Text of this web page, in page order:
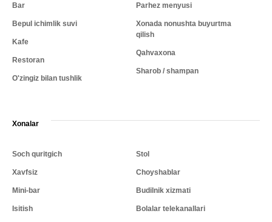
Bar
Bepul ichimlik suvi
Kafe
Restoran
O'zingiz bilan tushlik
Parhez menyusi
Xonada nonushta buyurtma
qilish
Qahvaxona
Sharob / shampan
Xonalar
Soch quritgich
Xavfsiz
Mini-bar
Isitish
Stol
Choyshablar
Budilnik xizmati
Bolalar telekanallari